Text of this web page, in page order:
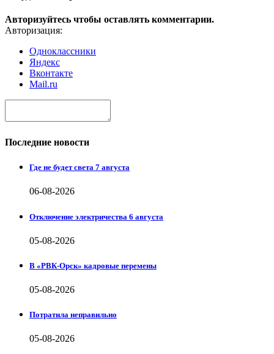
Авторизуйтесь чтобы оставлять комментарии.
Авторизация:
Одноклассники
Яндекс
Вконтакте
Mail.ru
Последние новости
Где не будет света 7 августа
06-08-2026
Отключение электричества 6 августа
05-08-2026
В «РВК-Орск» кадровые перемены
05-08-2026
Потратила неправильно
05-08-2026